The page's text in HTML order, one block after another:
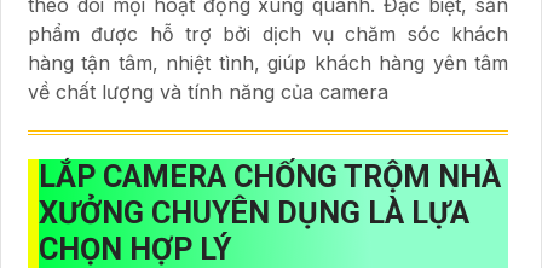
phẩm được hỗ trợ bởi dịch vụ chăm sóc khách
hàng tận tâm, nhiệt tình, giúp khách hàng yên tâm
về chất lượng và tính năng của camera
LẮP CAMERA CHỐNG TRỘM NHÀ
XƯỞNG CHUYÊN DỤNG LÀ LỰA
CHỌN HỢP LÝ